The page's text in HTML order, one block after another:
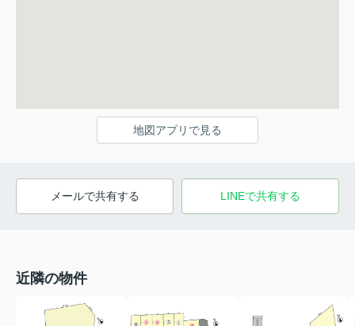
地図アプリで見る
メールで共有する LINEで共有する
近隣の物件